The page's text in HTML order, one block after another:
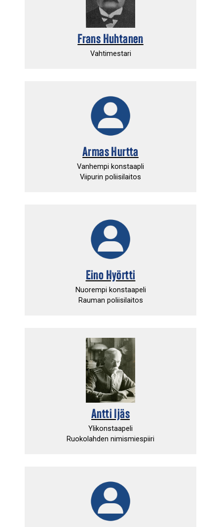
Frans Huhtanen
Vahtimestari
Armas Hurtta
Vanhempi konstaapli
Viipurin poliisilaitos
Eino Hyörtti
Nuorempi konstaapeli
Rauman poliisilaitos
Antti Ijäs
Ylikonstaapeli
Ruokolahden nimismiespiiri